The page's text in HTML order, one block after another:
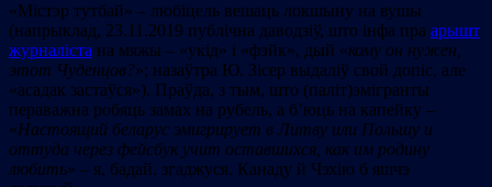
«Містэр тутбай» – любіцель вешаць локшыну на вушы
(напрыклад, 23.11.2019 публічна даводзіў, што інфа пра арышт
журналіста на мяжы – «укід» і «фэйк», дый «кому он нужен,
этот Чуденцов?»; назаўтра Ю. Зісер выдаліў свой допіс, але
«асадак застаўся»). Праўда, з тым, што (паліт)эмігранты
пераважна робяць замах на рубель, а б’юць на капейку –
«Настоящий беларус эмигрирует в Литву или Польшу и
оттуда через фейсбук учит оставшихся, как им родину
любить» – я, бадай, згаджуся. Канаду й Чэхію б яшчэ